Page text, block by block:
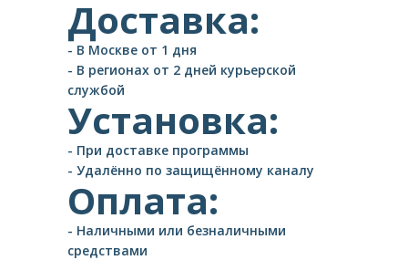
Доставка:
- В Москве от 1 дня
- В регионах от 2 дней курьерской
службой
Установка:
- При доставке программы
- Удалённо по защищённому каналу
Оплата:
- Наличными или безналичными
средствами